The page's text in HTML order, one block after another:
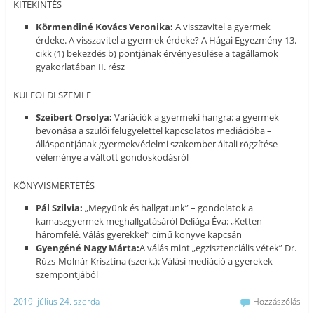
KITEKINTÉS
Körmendiné Kovács Veronika: A visszavitel a gyermek
érdeke. A visszavitel a gyermek érdeke? A Hágai Egyezmény 13.
cikk (1) bekezdés b) pontjának érvényesülése a tagállamok
gyakorlatában II. rész
KÜLFÖLDI SZEMLE
Szeibert Orsolya: Variációk a gyermeki hangra: a gyermek
bevonása a szülői felügyelettel kapcsolatos mediációba –
álláspontjának gyermekvédelmi szakember általi rögzítése –
véleménye a váltott gondoskodásról
KÖNYVISMERTETÉS
Pál Szilvia: „Megyünk és hallgatunk” – gondolatok a
kamaszgyermek meghallgatásáról Deliága Éva: „Ketten
háromfelé. Válás gyerekkel” című könyve kapcsán
Gyengéné Nagy Márta:A válás mint „egzisztenciális vétek” Dr.
Rúzs-Molnár Krisztina (szerk.): Válási mediáció a gyerekek
szempontjából
2019. július 24. szerda Hozzászólás